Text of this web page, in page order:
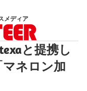
メディア
と提携し
ネロン加